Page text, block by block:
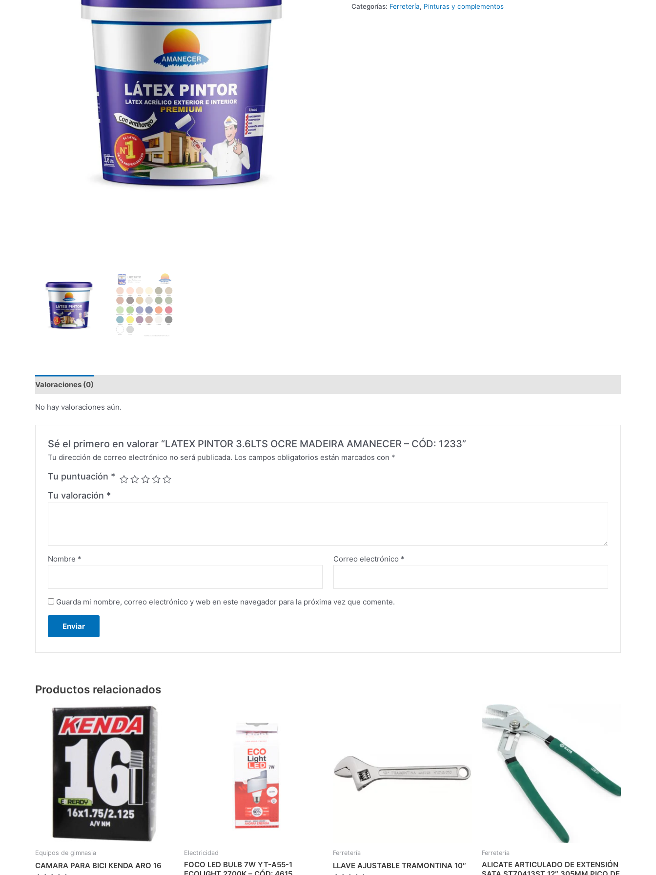
Categorías: Ferretería, Pinturas y complementos
Valoraciones (0)
No hay valoraciones aún.
Sé el primero en valorar “LATEX PINTOR 3.6LTS OCRE MADEIRA AMANECER – CÓD: 1233”
Tu dirección de correo electrónico no será publicada. Los campos obligatorios están marcados con *
Tu puntuación *
Tu valoración *
Nombre * Correo electrónico *
Guarda mi nombre, correo electrónico y web en este navegador para la próxima vez que comente.
Productos relacionados
Equipos de gimnasia
CAMARA PARA BICI KENDA ARO 16
Electricidad
FOCO LED BULB 7W YT-A55-1
Ferretería
LLAVE AJUSTABLE TRAMONTINA 10″
Ferretería
ALICATE ARTICULADO DE EXTENSIÓN